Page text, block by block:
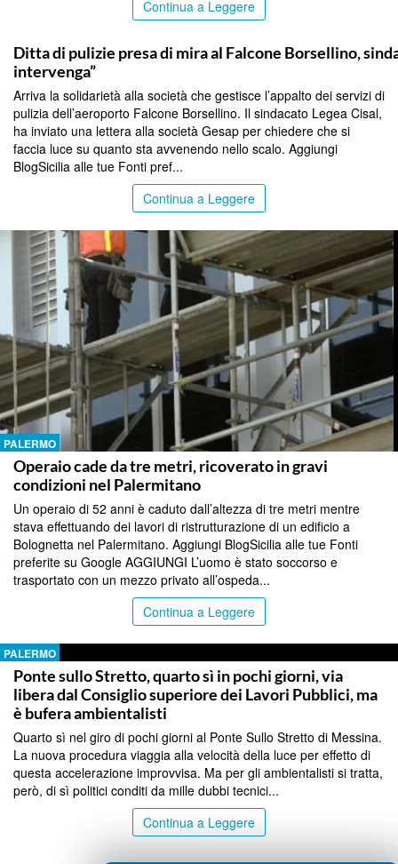
Continua a Leggere
Ditta di pulizie presa di mira al Falcone Borsellino,
intervenga”
Arriva la solidarietà alla società che gestisce l’appalto dei servizi di
pulizia dell’aeroporto Falcone Borsellino. Il sindacato Legea Cisal,
ha inviato una lettera alla società Gesap per chiedere che si
faccia luce su quanto sta avvenendo nello scalo. Aggiungi
BlogSicilia alle tue Fonti pref...
Continua a Leggere
PALERMO
Operaio cade da tre metri, ricoverato in gravi
condizioni nel Palermitano
Un operaio di 52 anni è caduto dall’altezza di tre metri mentre
stava effettuando dei lavori di ristrutturazione di un edificio a
Bolognetta nel Palermitano. Aggiungi BlogSicilia alle tue Fonti
preferite su Google AGGIUNGI L’uomo è stato soccorso e
trasportato con un mezzo privato all’ospeda...
Continua a Leggere
PALERMO
Ponte sullo Stretto, quarto sì in pochi giorni, via
libera dal Consiglio superiore dei Lavori Pubblici, ma
è bufera ambientalisti
Quarto sì nel giro di pochi giorni al Ponte Sullo Stretto di Messina.
La nuova procedura viaggia alla velocità della luce per effetto di
questa accelerazione improvvisa. Ma per gli ambientalisti si tratta,
però, di sì politici conditi da mille dubbi tecnici...
Continua a Leggere